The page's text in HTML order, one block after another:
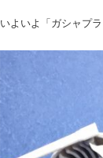
いよいよ「ガシャプ